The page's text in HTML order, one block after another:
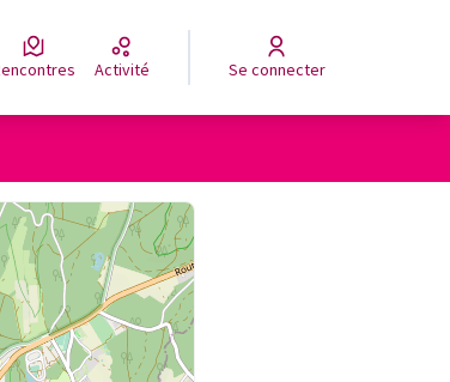
Rencontres Activité Se connecter